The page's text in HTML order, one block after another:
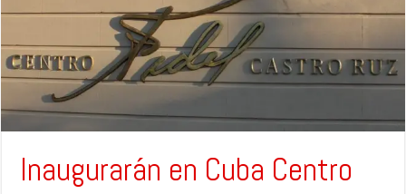
Inaugurarán en Cuba Centro